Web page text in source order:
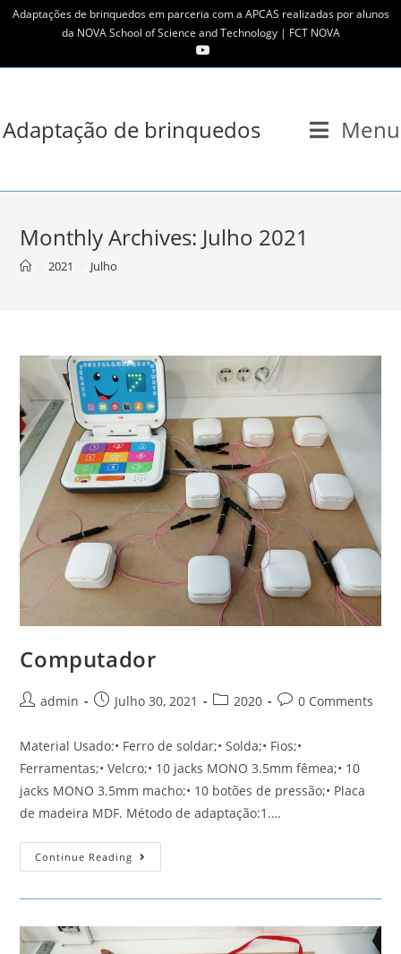
SkipAdaptações de brinquedos em parceria com a APCAS realizadas por alunos
da NOVA School of Science and Technology | FCT NOVA
Adaptação de brinquedos Menu
Monthly Archives: Julho 2021
2021 Julho
Computador
Postadmin
PostJulho 30, 2021
Post2020
Post0 Comments
Material Usado:• Ferro de soldar;• Solda;• Fios;•
Ferramentas;• Velcro;• 10 jacks MONO 3.5mm fêmea;• 10
jacks MONO 3.5mm macho;• 10 botões de pressão;• Placa
de madeira MDF. Método de adaptação:1.…
Continue Reading Computador